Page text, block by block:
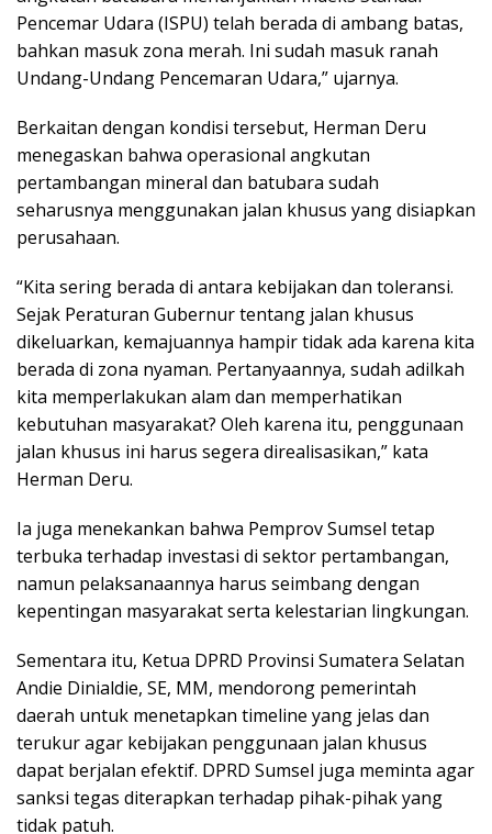
Pencemar Udara (ISPU) telah berada di ambang batas,
bahkan masuk zona merah. Ini sudah masuk ranah
Undang-Undang Pencemaran Udara,” ujarnya.
Berkaitan dengan kondisi tersebut, Herman Deru
menegaskan bahwa operasional angkutan
pertambangan mineral dan batubara sudah
seharusnya menggunakan jalan khusus yang disiapkan
perusahaan.
“Kita sering berada di antara kebijakan dan toleransi.
Sejak Peraturan Gubernur tentang jalan khusus
dikeluarkan, kemajuannya hampir tidak ada karena kita
berada di zona nyaman. Pertanyaannya, sudah adilkah
kita memperlakukan alam dan memperhatikan
kebutuhan masyarakat? Oleh karena itu, penggunaan
jalan khusus ini harus segera direalisasikan,” kata
Herman Deru.
Ia juga menekankan bahwa Pemprov Sumsel tetap
terbuka terhadap investasi di sektor pertambangan,
namun pelaksanaannya harus seimbang dengan
kepentingan masyarakat serta kelestarian lingkungan.
Sementara itu, Ketua DPRD Provinsi Sumatera Selatan
Andie Dinialdie, SE, MM, mendorong pemerintah
daerah untuk menetapkan timeline yang jelas dan
terukur agar kebijakan penggunaan jalan khusus
dapat berjalan efektif. DPRD Sumsel juga meminta agar
sanksi tegas diterapkan terhadap pihak-pihak yang
tidak patuh.